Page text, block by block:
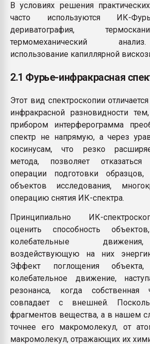
В условиях решения
часто используются ИК-Фурье-
дериватография,
термомеханический
использование капиллярной
2.1 Фурье-инфракрасная
Этот вид спектроскопии
инфракрасной разновидности
прибором интерферограмма
спектр не напрямую, а через
косинусам, что резко
метода, позволяет
операции подготовки
объектов исследования,
операцию снятия ИК-спектра.
Принципиально ИК-
оценить способность
колебательные
воздействующую на них
Эффект поглощения
колебательное движение,
резонанса, когда собственная
совпадает с внешней.
фрагментов вещества, а в нашем
точнее его макромолекул, от
макромолекул, отражающих их